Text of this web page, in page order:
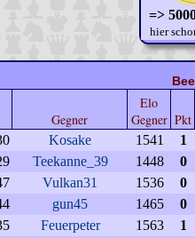
=>
hier
Gegner
Elo
Gegner Pkt
Kosake 1541
1
Teekanne_39 1448
0
Vulkan31 1536
0
gun45 1465
0
Feuerpeter 1563
1